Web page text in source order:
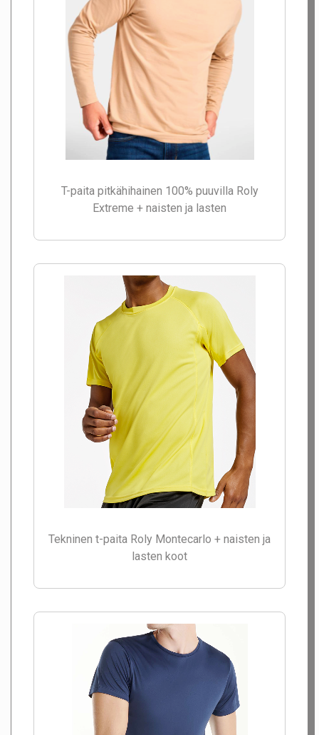
T-paita pitkähihainen 100% puuvilla Roly
Extreme + naisten ja lasten
Tekninen t-paita Roly Montecarlo + naisten ja
lasten koot